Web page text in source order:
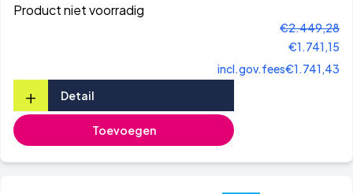
Product niet voorradig
€2.449,28
€1.741,15
incl.gov.fees€1.741,43
+ Detail
Toevoegen